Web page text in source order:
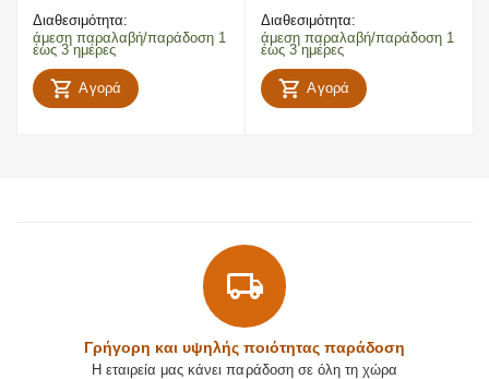
παγκόσμιος
Διαθεσιμότητα:
άμεση παραλαβή/παράδοση 1
έως 3 ημέρες
Αγορά
Διαθεσιμότητα:
άμεση παραλαβή/παράδοση 1
έως 3 ημέρες
Αγορά
Γρήγορη και υψηλής ποιότητας παράδοση
Η εταιρεία μας κάνει παράδοση σε όλη τη χώρα